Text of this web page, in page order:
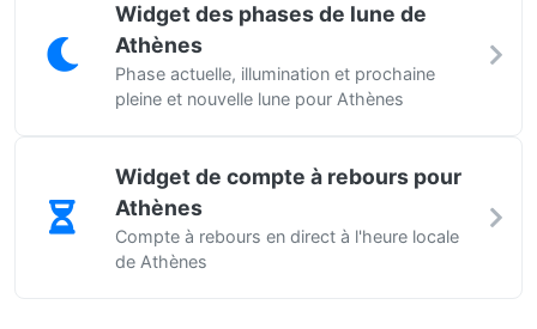
Widget des phases de lune de
Athènes
Phase actuelle, illumination et prochaine
pleine et nouvelle lune pour Athènes
Widget de compte à rebours pour
Athènes
Compte à rebours en direct à l'heure locale
de Athènes